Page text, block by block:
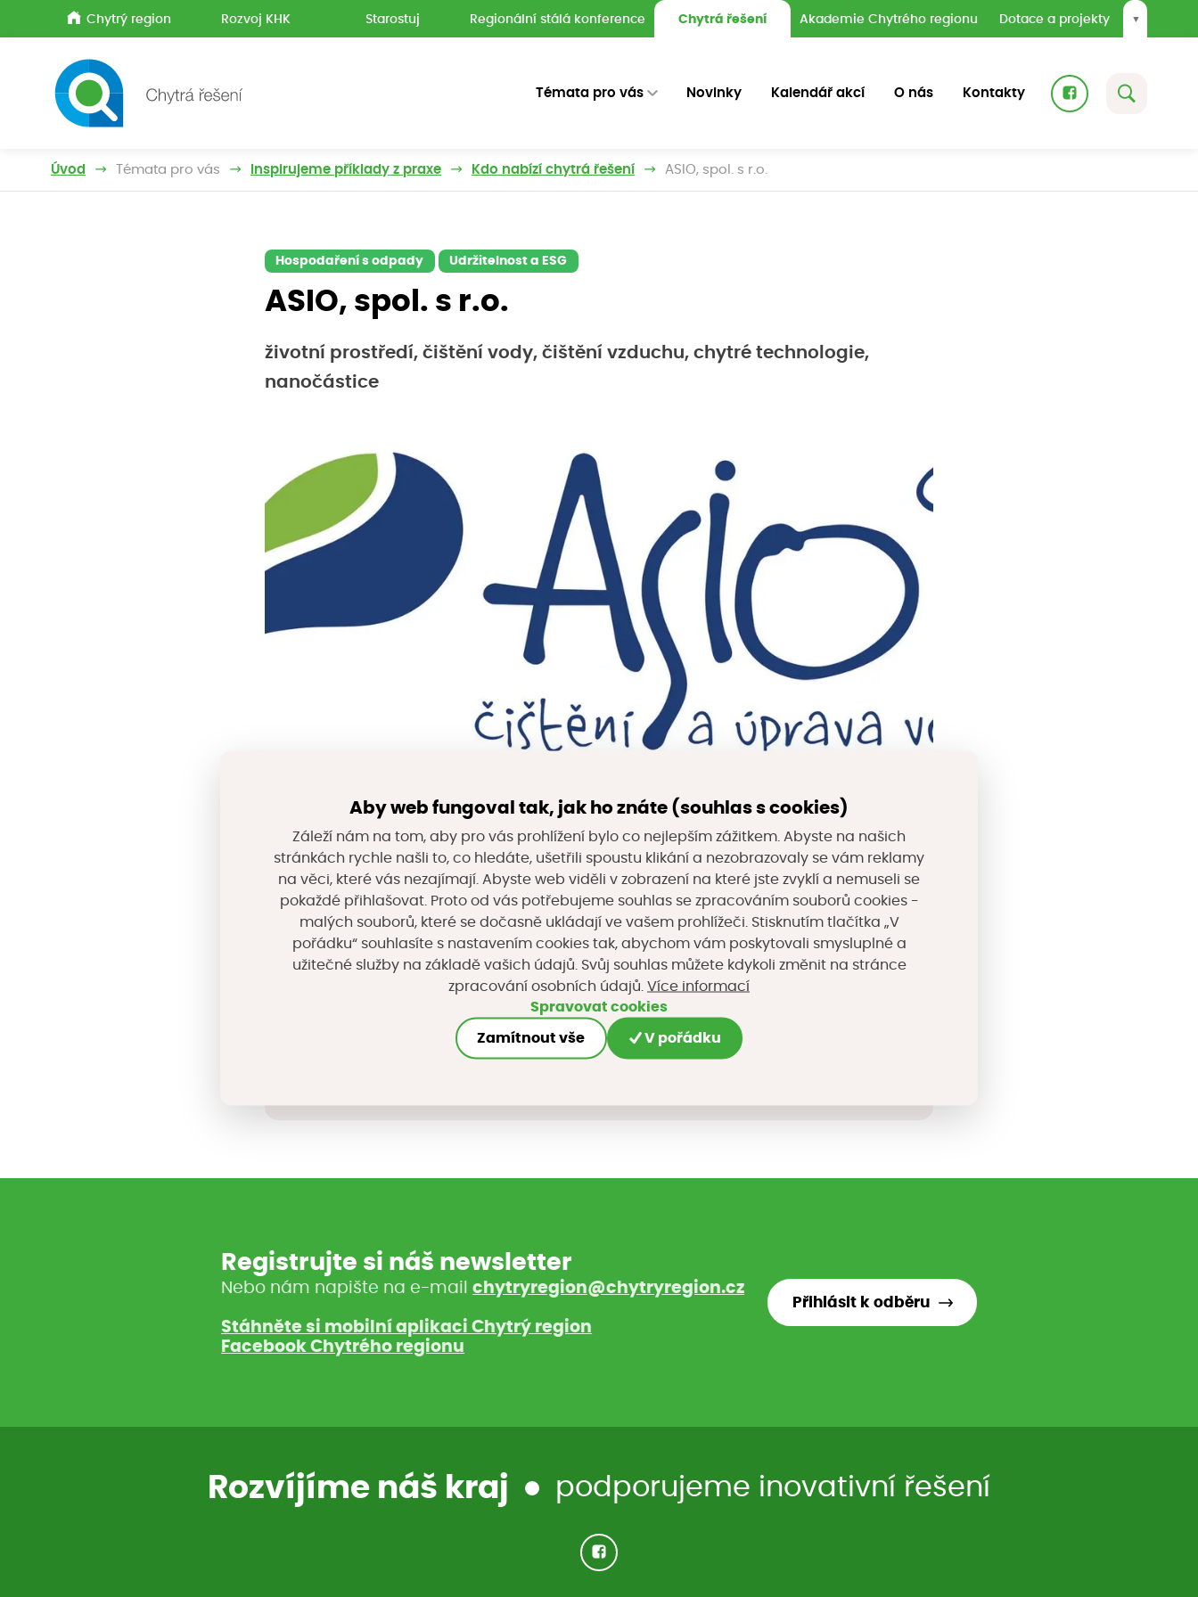
Chytrý region Rozvoj KHK Starostuj Regionální stálá konference Chytrá řešení Akademie Chytrého regionu Dotace a projekty ▼
Témata pro vás Novinky Kalendář akcí O nás Kontakty
Úvod Témata pro vás Inspirujeme příklady z praxe Kdo nabízí chytrá řešení ASIO, spol. s r.o.
Hospodaření s odpady Udržitelnost a ESG
ASIO, spol. s r.o.
životní prostředí, čištění vody, čištění vzduchu, chytré technologie,
nanočástice
Společnost pracuje v oboru vývoje, výroby a dodávek technologií pro čištění odpadních
vod, úpravu vod a čištění vzduchu (nanofiltry, nanočástice).
Adresa:Kšírova 552/45, 619 00 Brno
www.asio.cz/
Registrujte si náš newsletter
Nebo nám napište na e-mailchytryregion@chytryregion.cz
Stáhněte si mobilní aplikaci Chytrý region
Facebook Chytrého regionu
Přihlásit k odběru
Rozvíjíme náš kraj podporujeme inovativní řešení
Aby web fungoval tak, jak ho znáte (souhlas s cookies)
Záleží nám na tom, aby pro vás prohlížení bylo co nejlepším zážitkem. Abyste na našich
stránkách rychle našli to, co hledáte, ušetřili spoustu klikání a nezobrazovaly se vám reklamy
na věci, které vás nezajímají. Abyste web viděli v zobrazení na které jste zvyklí a nemuseli se
pokaždé přihlašovat. Proto od vás potřebujeme souhlas se zpracováním souborů cookies -
malých souborů, které se dočasně ukládají ve vašem prohlížeči. Stisknutím tlačítka „V
pořádku“ souhlasíte s nastavením cookies tak, abychom vám poskytovali smysluplné a
užitečné služby na základě vašich údajů. Svůj souhlas můžete kdykoli změnit na stránce
zpracování osobních údajů. Více informací
Spravovat cookies
Zamítnout vše V pořádku